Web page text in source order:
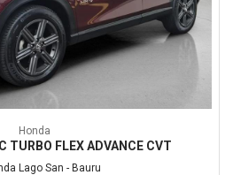
Honda
TURBO FLEX ADVANCE CVT
Lago San - Bauru